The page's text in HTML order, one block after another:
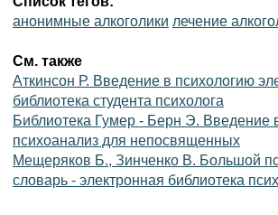
анонимные алкоголики лечение
См. также
Аткинсон Р. Введение в психологию
библиотека студента психолога
Библиотека Гумер - Берн Э. Введение
психоанализ для непосвященных
Мещеряков Б., Зинченко В. Большой
словарь - электронная библиотека